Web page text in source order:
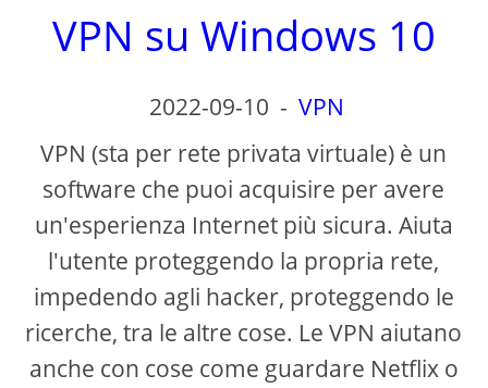
VPN su Windows 10
2022-09-10 - VPN
VPN (sta per rete privata virtuale) è un
software che puoi acquisire per avere
un'esperienza Internet più sicura. Aiuta
l'utente proteggendo la propria rete,
impedendo agli hacker, proteggendo le
ricerche, tra le altre cose. Le VPN aiutano
anche con cose come guardare Netflix o